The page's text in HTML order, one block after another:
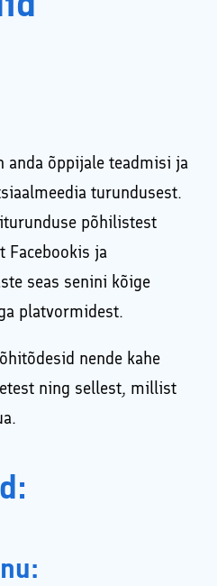
anda õppijale teadmisi ja
turundusest.
põhilistest
Facebookis ja
seas senini kõige
platvormidest.
nende kahe
ning sellest, millist